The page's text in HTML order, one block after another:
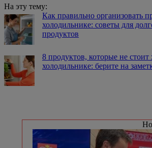
На эту тему:
Как правильно организовать
холодильнике: советы для
продуктов
8 продуктов, которые не стоит
холодильнике: берите на